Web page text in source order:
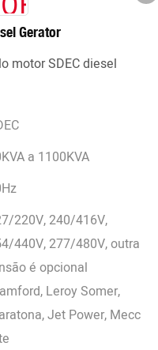
Gerator
motor SDEC diesel
a 1100KVA
220V, 240/416V,
440V, 277/480V, outra
é opcional
Leroy Somer,
Jet Power, Mecc